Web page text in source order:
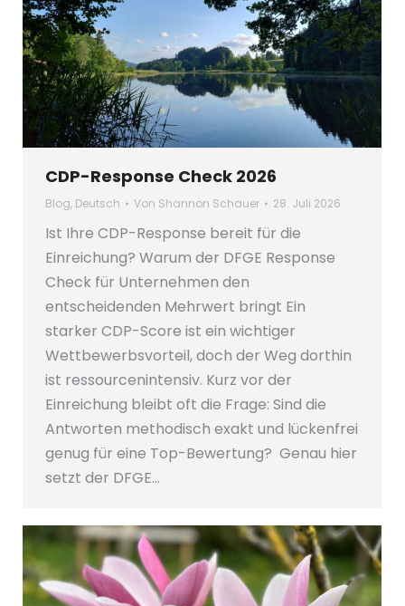
CDP-Response Check 2026
Blog, Deutsch Von Shannon Schauer 28. Juli 2026
Ist Ihre CDP-Response bereit für die
Einreichung? Warum der DFGE Response
Check für Unternehmen den
entscheidenden Mehrwert bringt Ein
starker CDP-Score ist ein wichtiger
Wettbewerbsvorteil, doch der Weg dorthin
ist ressourcenintensiv. Kurz vor der
Einreichung bleibt oft die Frage: Sind die
Antworten methodisch exakt und lückenfrei
genug für eine Top-Bewertung? Genau hier
setzt der DFGE…